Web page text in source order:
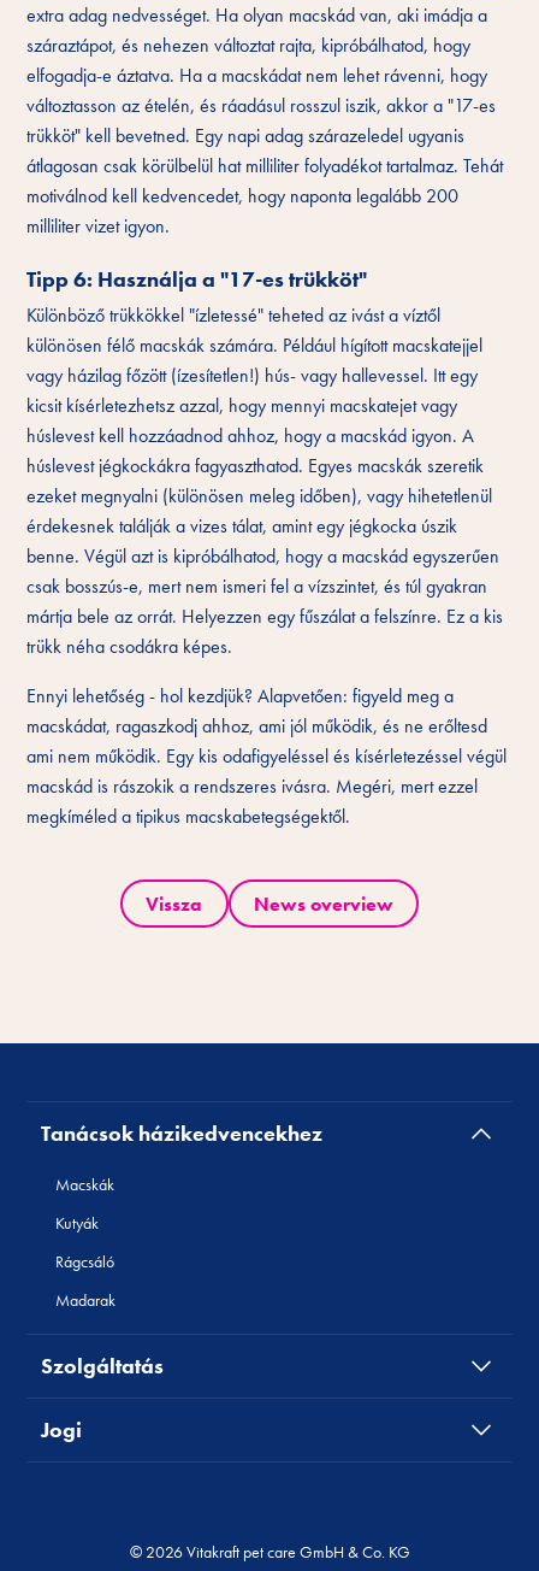
extra adag nedvességet. Ha olyan macskád van, aki imádja a
száraztápot, és nehezen változtat rajta, kipróbálhatod, hogy
elfogadja-e áztatva. Ha a macskádat nem lehet rávenni, hogy
változtasson az ételén, és ráadásul rosszul iszik, akkor a "17-es
trükköt" kell bevetned. Egy napi adag szárazeledel ugyanis
átlagosan csak körülbelül hat milliliter folyadékot tartalmaz. Tehát
motiválnod kell kedvencedet, hogy naponta legalább 200
milliliter vizet igyon.
Tipp 6: Használja a "17-es trükköt"
Különböző trükkökkel "ízletessé" teheted az ivást a víztől
különösen félő macskák számára. Például hígított macskatejjel
vagy házilag főzött (ízesítetlen!) hús- vagy hallevessel. Itt egy
kicsit kísérletezhetsz azzal, hogy mennyi macskatejet vagy
húslevest kell hozzáadnod ahhoz, hogy a macskád igyon. A
húslevest jégkockákra fagyaszthatod. Egyes macskák szeretik
ezeket megnyalni (különösen meleg időben), vagy hihetetlenül
érdekesnek találják a vizes tálat, amint egy jégkocka úszik
benne. Végül azt is kipróbálhatod, hogy a macskád egyszerűen
csak bosszús-e, mert nem ismeri fel a vízszintet, és túl gyakran
mártja bele az orrát. Helyezzen egy fűszálat a felszínre. Ez a kis
trükk néha csodákra képes.
Ennyi lehetőség - hol kezdjük? Alapvetően: figyeld meg a
macskádat, ragaszkodj ahhoz, ami jól működik, és ne erőltesd
ami nem működik. Egy kis odafigyeléssel és kísérletezéssel végül
macskád is rászokik a rendszeres ivásra. Megéri, mert ezzel
megkíméled a tipikus macskabetegségektől.
Vissza News overview
Tanácsok házikedvencekhez
Macskák
Kutyák
Rágcsáló
Madarak
Szolgáltatás
Jogi
© 2026 Vitakraft pet care GmbH & Co. KG